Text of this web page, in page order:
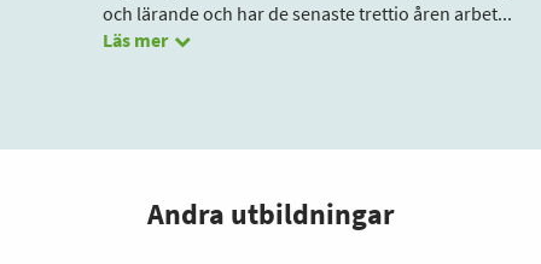
och lärande och har de senaste trettio åren arbet...
Läs mer
Andra utbildningar